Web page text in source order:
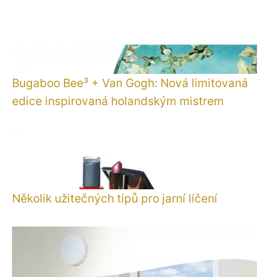
Bugaboo Bee³ + Van Gogh: Nová limitovaná
edice inspirovaná holandským mistrem
Několik užitečných tipů pro jarní líčení